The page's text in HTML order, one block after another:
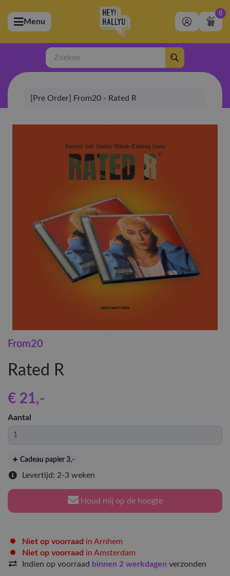
(Artiesten)
(Merchandise)
(Exclusive)
(Winkel)
Menu
0
Zoeken
[Pre Order] From20 - Rated R
From20
Rated R
€ 21,-
Aantal
Cadeau papier 3,-
Levertijd: 2-3 weken
Houd mij op de hoogte
Niet op voorraad in Arnhem
Niet op voorraad in Amsterdam
Indien op voorraad binnen 2 werkdagen verzonden